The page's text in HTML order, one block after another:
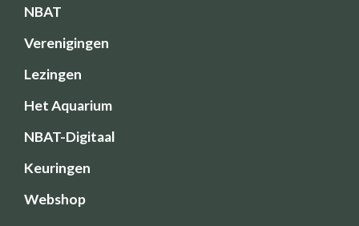
NBAT
Verenigingen
Lezingen
Het Aquarium
NBAT-Digitaal
Keuringen
Webshop